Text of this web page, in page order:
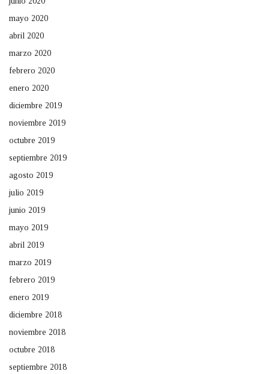
mayo 2020
abril 2020
marzo 2020
febrero 2020
enero 2020
diciembre 2019
noviembre 2019
octubre 2019
septiembre 2019
agosto 2019
julio 2019
junio 2019
mayo 2019
abril 2019
marzo 2019
febrero 2019
enero 2019
diciembre 2018
noviembre 2018
octubre 2018
septiembre 2018